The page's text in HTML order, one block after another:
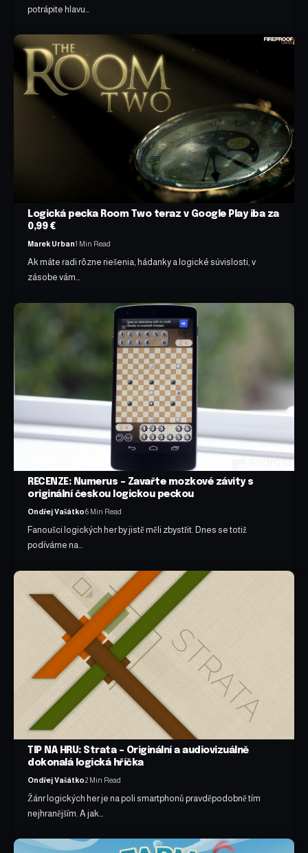
potrápite hlavu…
Logická pecka Room Two teraz v Google Play iba za
0,99 €
Marek Urban1 Min Read
Ak máte radi rôzne riešenia, hádanky a logické súvislosti, v
zásobe vám…
RECENZE: Numerus – Zavařte mozkové závity s
originální českou logickou peckou
Ondřej Vašátko6 Min Read
Fanoušci logických her by jistě měli zbystřit. Dnes se totiž
podíváme na…
TIP NA HRU: Strata – Originální a audiovizuálně
dokonalá logická hříčka
Ondřej Vašátko2 Min Read
Žánr logických her je na poli smartphonů pravděpodobně tím
nejhranějším. A jak…